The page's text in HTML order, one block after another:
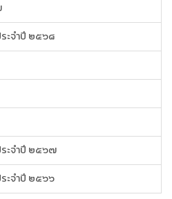
ะจำปี ๒๕๖๘
ะจำปี ๒๕๖๗
ะจำปี ๒๕๖๖